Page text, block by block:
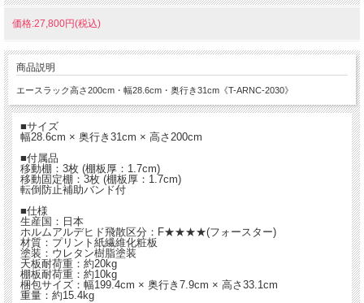
価格:27,800円(税込)
商品説明
エースラック高さ200cm・幅28.6cm・奥行き31cm《T-ARNC-2030》
■サイズ
幅28.6cm × 奥行き31cm × 高さ200cm
■付属品
移動棚：3枚 (棚板厚：1.7cm)
移動固定棚：3枚 (棚板厚：1.7cm)
転倒防止補助バンド付
■仕様
生産国：日本
ホルムアルデヒド飛散区分：F★★★★(フォースター)
材質：プリント紙繊維化粧板
塗装：ウレタン樹脂塗装
天板耐荷重：約20kg
棚板耐荷重：約10kg
梱包サイズ：幅199.4cm × 奥行き7.9cm × 高さ33.1cm
重量：約15.4kg